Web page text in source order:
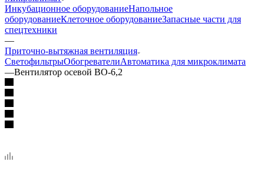
Инкубационное оборудованиеНапольное
оборудованиеКлеточное оборудованиеЗапасные части для
спецтехники
—
Приточно-вытяжная вентиляция
СветофильтрыОбогревателиАвтоматика для микроклимата
—Вентилятор осевой ВО-6,2